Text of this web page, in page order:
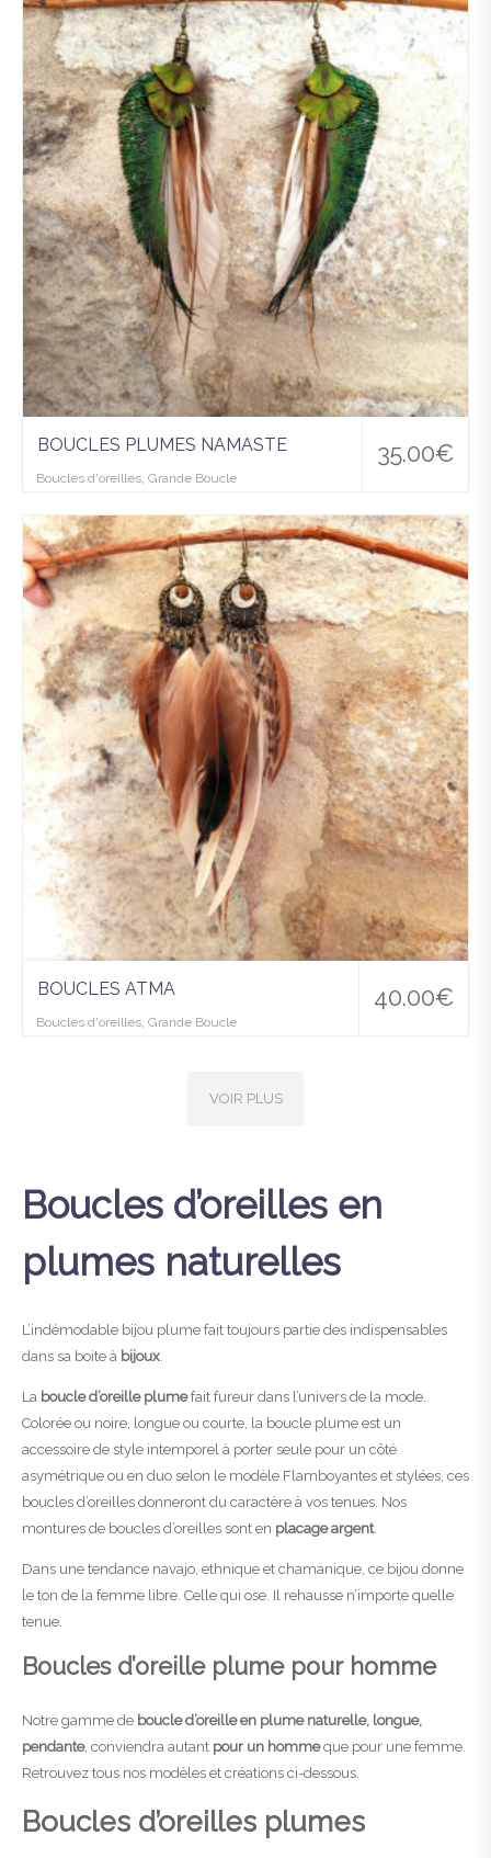
uter
à la
wis
hlist
35.00€
BOUCLES PLUMES NAMASTE
Boucles d'oreilles, Grande Boucle
Ajo
uter
à la
wis
hlist
40.00€
BOUCLES ATMA
Boucles d'oreilles Grande Boucle
VOIR PLUS
Boucles d’oreilles en
plumes naturelles
L’indémodable bijou plume fait toujours partie des indispensables
dans sa boite à bijoux
La boucle d’oreille plumefait fureur dans l’univers de la mode.
Colorée ou noire, longue ou courte, la boucle plume est un
accessoire de style intemporel à porter seule pour un côté
asymétrique ou en duo selon le modèle Flamboyantes et stylées, ces
boucles d’oreilles donneront du caractère à vos tenues. Nos
montures de boucles d’oreilles sont en placage argent.
Dans une tendance navajo, ethnique et chamanique, ce bijou donne
le ton de la femme libre. Celle qui ose. Il rehausse n’importe quelle
tenue.
Boucles d’oreille plume pour homme
Notre gamme de boucle d’oreille en plume naturelle, longue,
pendante, conviendra autant pour un hommeque pour une femme.
Retrouvez tous nos modèles et créations ci-dessous.
Boucles d’oreilles plumes